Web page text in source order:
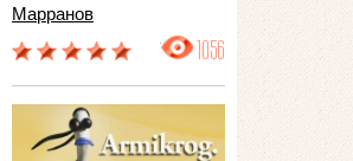
Марранов
1056